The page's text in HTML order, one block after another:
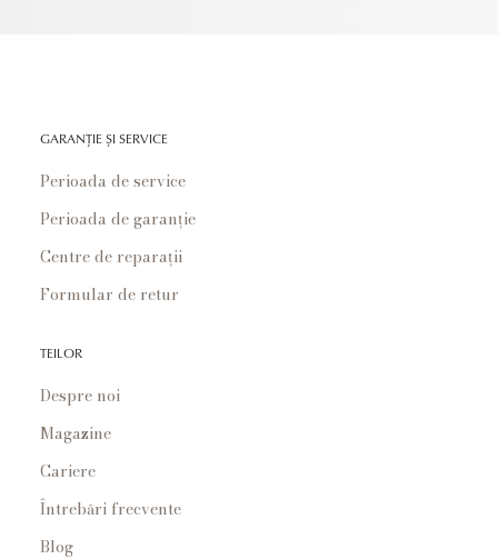
GARANȚIE ȘI SERVICE
Perioada de service
Perioada de garanție
Centre de reparații
Formular de retur
TEILOR
Despre noi
Magazine
Cariere
Întrebări frecvente
Blog